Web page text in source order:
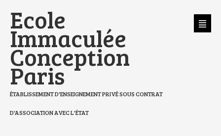
contenu.
à
la
navigation
Ecole
Immaculée
Conception
Paris
ÉTABLISSEMENT D'ENSEIGNEMENT PRIVÉ SOUS CONTRAT
D'ASSOCIATION AVEC L'ÉTAT